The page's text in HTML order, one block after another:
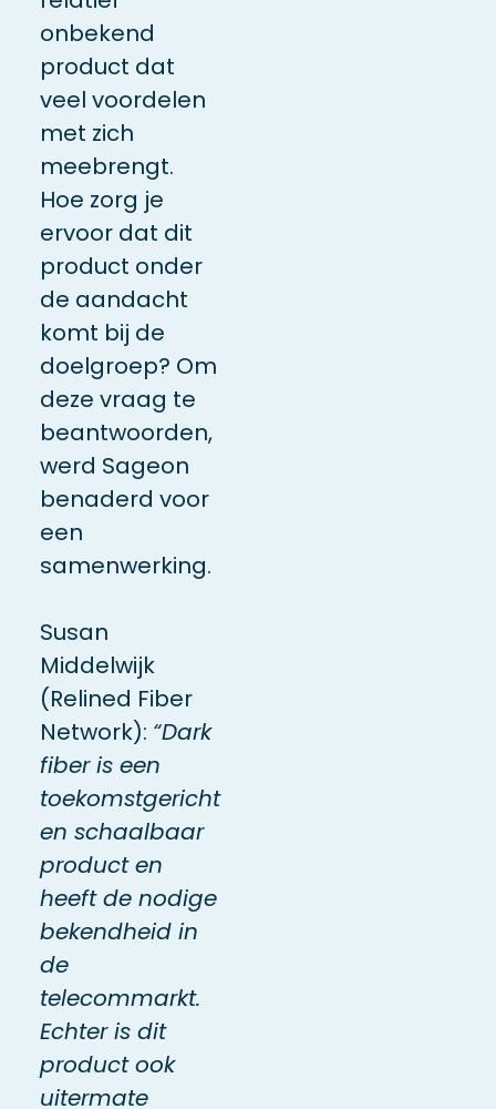
onbekend
product dat
veel voordelen
met zich
meebrengt.
Hoe zorg je
ervoor dat dit
product onder
de aandacht
komt bij de
doelgroep? Om
deze vraag te
beantwoorden,
werd Sageon
benaderd voor
een
samenwerking.
Susan
Middelwijk
(Relined Fiber
Network): “Dark
fiber is een
toekomstgericht
en schaalbaar
product en
heeft de nodige
bekendheid in
de
telecommarkt.
Echter is dit
product ook
uitermate